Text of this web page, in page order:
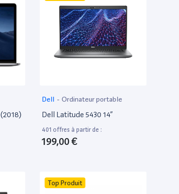
Dell - Ordinateur portable
Dell Latitude 5430 14”
401 offres à partir de :
199,00 €
Top Produit